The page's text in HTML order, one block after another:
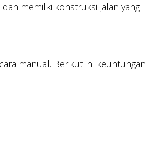
memilki konstruksi jalan yang
manual. Berikut ini keuntungan